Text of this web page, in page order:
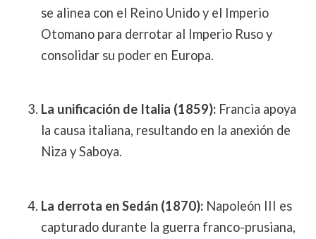
se alinea con el Reino Unido y el Imperio
Otomano para derrotar al Imperio Ruso y
consolidar su poder en Europa.
La unificación de Italia (1859):Francia apoya
la causa italiana, resultando en la anexión de
Niza y Saboya.
La derrota en Sedán (1870):Napoleón III es
capturado durante la guerra franco-prusiana,